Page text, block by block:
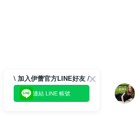
\ 加入伊蕾官方LINE好友 /
連結 LINE 帳號